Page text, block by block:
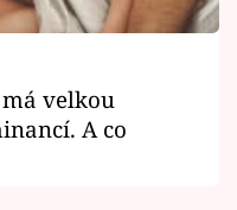
velkou
A co